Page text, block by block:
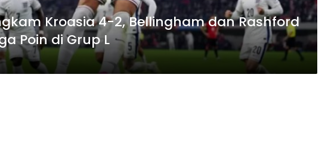
Kroasia 4-2, Bellingham dan Rashford
Poin di Grup L